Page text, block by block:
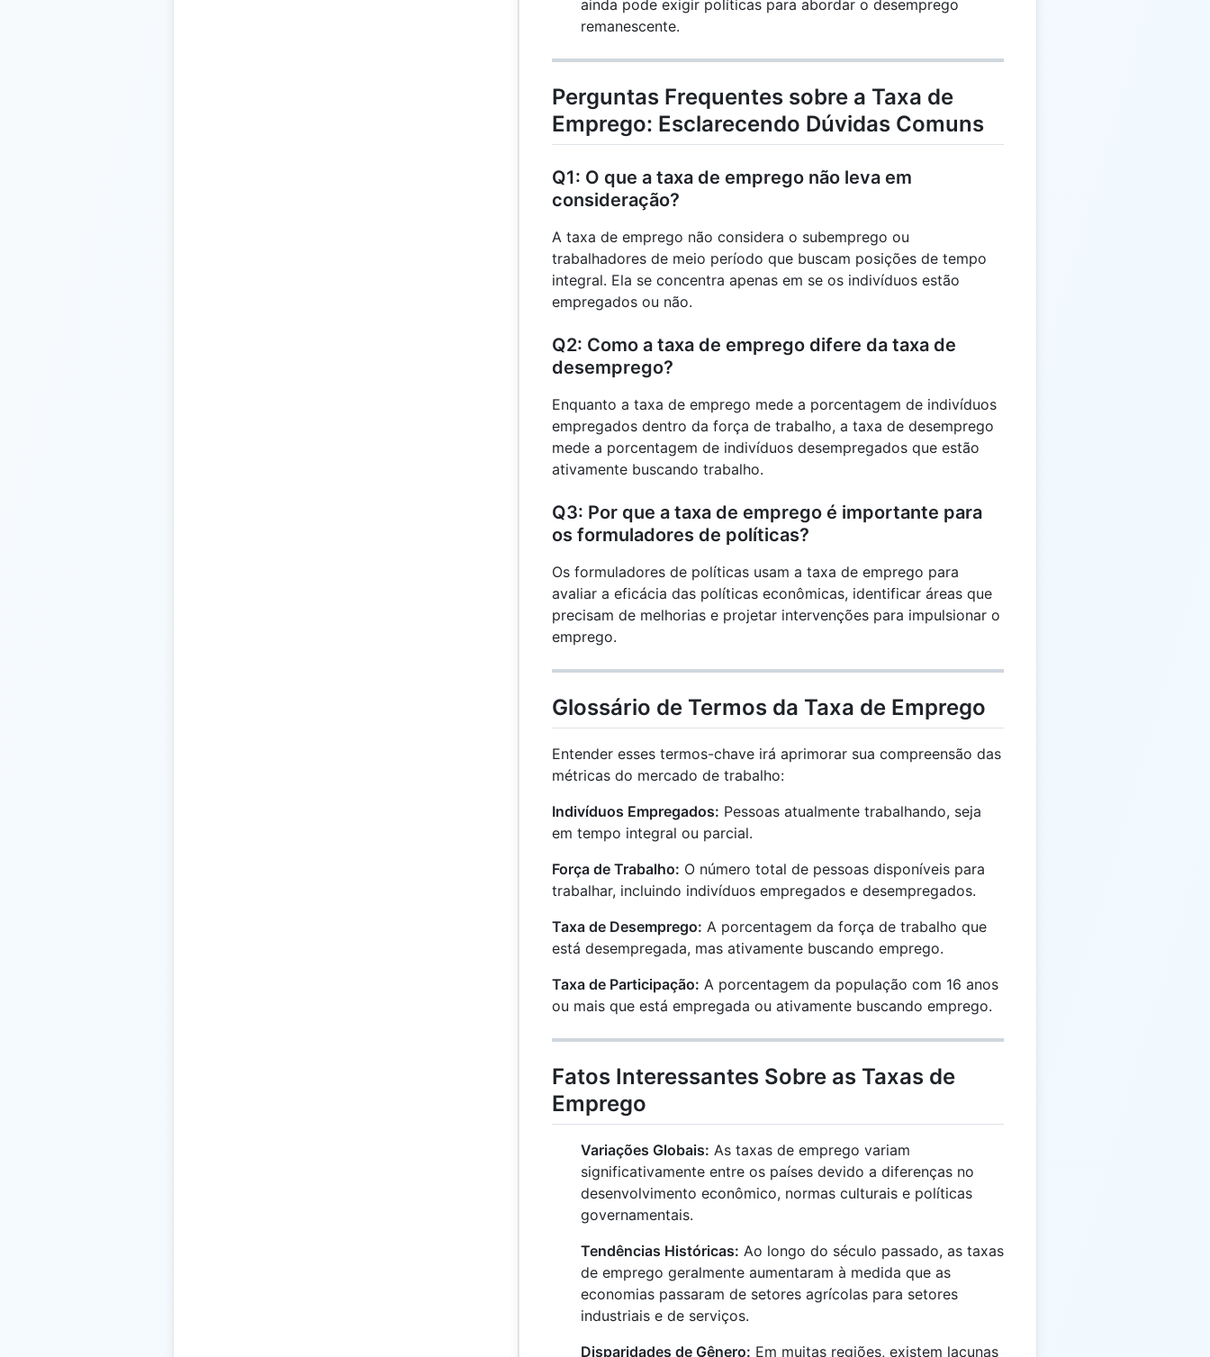
ainda pode exigir políticas para abordar o desemprego
remanescente.
Perguntas Frequentes sobre a Taxa de
Emprego: Esclarecendo Dúvidas Comuns
Q1: O que a taxa de emprego não leva em
consideração?
A taxa de emprego não considera o subemprego ou
trabalhadores de meio período que buscam posições de tempo
integral. Ela se concentra apenas em se os indivíduos estão
empregados ou não.
Q2: Como a taxa de emprego difere da taxa de
desemprego?
Enquanto a taxa de emprego mede a porcentagem de indivíduos
empregados dentro da força de trabalho, a taxa de desemprego
mede a porcentagem de indivíduos desempregados que estão
ativamente buscando trabalho.
Q3: Por que a taxa de emprego é importante para
os formuladores de políticas?
Os formuladores de políticas usam a taxa de emprego para
avaliar a eficácia das políticas econômicas, identificar áreas que
precisam de melhorias e projetar intervenções para impulsionar o
emprego.
Glossário de Termos da Taxa de Emprego
Entender esses termos-chave irá aprimorar sua compreensão das
métricas do mercado de trabalho:
Indivíduos Empregados: Pessoas atualmente trabalhando, seja
em tempo integral ou parcial.
Força de Trabalho: O número total de pessoas disponíveis para
trabalhar, incluindo indivíduos empregados e desempregados.
Taxa de Desemprego: A porcentagem da força de trabalho que
está desempregada, mas ativamente buscando emprego.
Taxa de Participação: A porcentagem da população com 16 anos
ou mais que está empregada ou ativamente buscando emprego.
Fatos Interessantes Sobre as Taxas de
Emprego
Variações Globais: As taxas de emprego variam
significativamente entre os países devido a diferenças no
desenvolvimento econômico, normas culturais e políticas
governamentais.
Tendências Históricas: Ao longo do século passado, as taxas
de emprego geralmente aumentaram à medida que as
economias passaram de setores agrícolas para setores
industriais e de serviços.
Disparidades de Gênero: Em muitas regiões, existem lacunas